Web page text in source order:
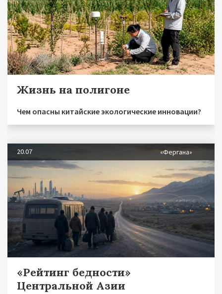
Жизнь на полигоне
Чем опасны китайские экологические инновации?
20.07 «Фергана»
«Рейтинг бедности»
Центральной Азии